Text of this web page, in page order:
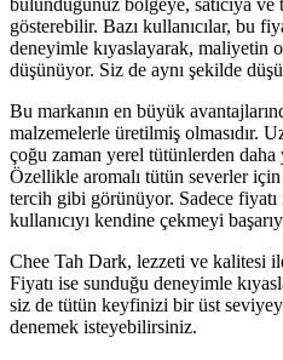
gösterebilir. Bazı kullanıcılar, bu
deneyimle kıyaslayarak, maliyetin
düşünüyor. Siz de aynı şekilde
Bu markanın en büyük
malzemelerle üretilmiş olmasıdır.
çoğu zaman yerel tütünlerden
Özellikle aromalı tütün severler
tercih gibi görünüyor. Sadece
kullanıcıyı kendine çekmeyi
Chee Tah Dark, lezzeti ve kalitesi
Fiyatı ise sunduğu deneyimle
siz de tütün keyfinizi bir üst
denemek isteyebilirsiniz.